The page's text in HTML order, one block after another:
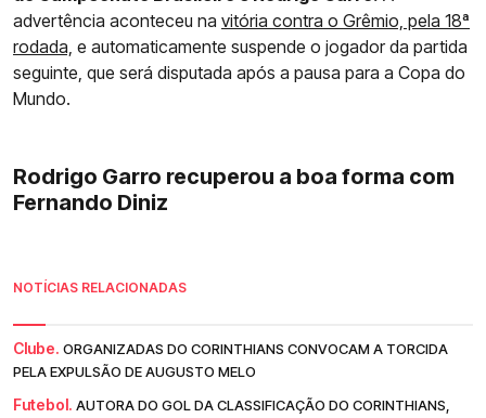
advertência aconteceu na vitória contra o Grêmio, pela 18ª
rodada, e automaticamente suspende o jogador da partida
seguinte, que será disputada após a pausa para a Copa do
Mundo.
Rodrigo Garro recuperou a boa forma com
Fernando Diniz
NOTÍCIAS RELACIONADAS
Clube. ORGANIZADAS DO CORINTHIANS CONVOCAM A TORCIDA
PELA EXPULSÃO DE AUGUSTO MELO
Futebol. AUTORA DO GOL DA CLASSIFICAÇÃO DO CORINTHIANS,